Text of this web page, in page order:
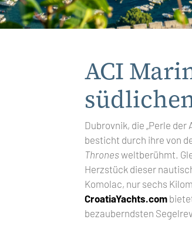
ACI
Dubrovnik, die „Perle
besticht durch ihre von
Thronesweltberühmt.
Herzstück dieser
Komolac, nur sechs
CroatiaYachts.com
bezauberndsten